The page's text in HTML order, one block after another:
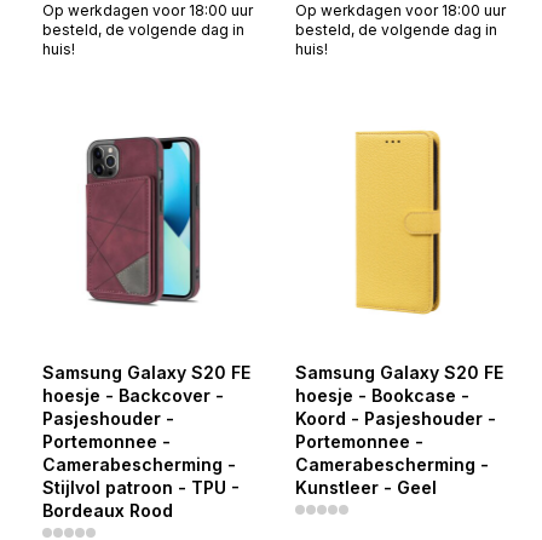
Op werkdagen voor 18:00 uur
besteld, de volgende dag in
huis!
Op werkdagen voor 18:00 uur
besteld, de volgende dag in
huis!
Samsung Galaxy S20 FE
hoesje - Backcover -
Pasjeshouder -
Portemonnee -
Camerabescherming -
Stijlvol patroon - TPU -
Bordeaux Rood
Samsung Galaxy S20 FE
hoesje - Bookcase -
Koord - Pasjeshouder -
Portemonnee -
Camerabescherming -
Kunstleer - Geel